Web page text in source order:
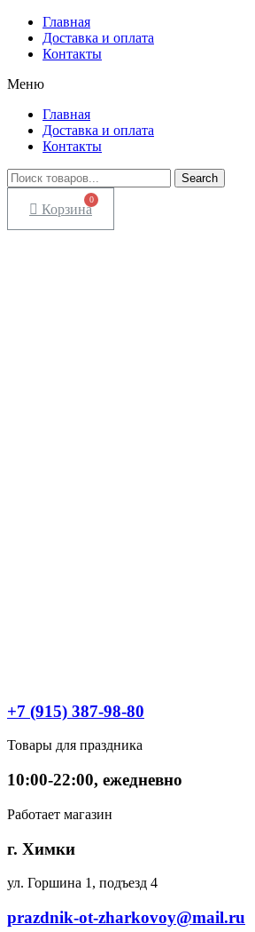
Главная
Доставка и оплата
Контакты
Меню
Главная
Доставка и оплата
Контакты
Search
Корзина
+7 (915) 387-98-80
Товары для праздника
10:00-22:00, ежедневно
Работает магазин
г. Химки
ул. Горшина 1, подъезд 4
prazdnik-ot-zharkovoy@mail.ru